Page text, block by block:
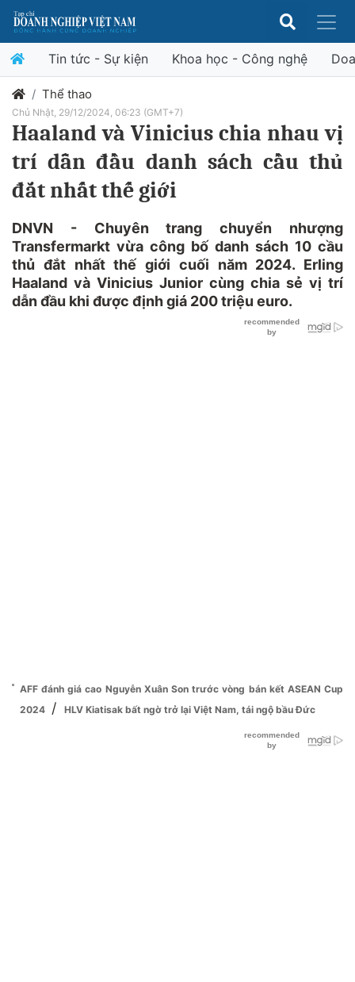
Tin tức - Sự kiện Khoa học - Công nghệ
Thể thao
Chủ Nhật, 29/12/2024, 06:23 (GMT+7)
Haaland và Vinicius chia nhau vị
trí dẫn đầu danh sách cầu thủ
đắt nhất thế giới
DNVN - Chuyên trang chuyển nhượng
Transfermarkt vừa công bố danh sách 10 cầu
thủ đắt nhất thế giới cuối năm 2024. Erling
Haaland và Vinicius Junior cùng chia sẻ vị trí
dẫn đầu khi được định giá 200 triệu euro.
AFF đánh giá cao Nguyễn Xuân Son trước vòng bán kết ASEAN Cup
2024 / HLV Kiatisak bất ngờ trở lại Việt Nam, tái ngộ bầu Đức